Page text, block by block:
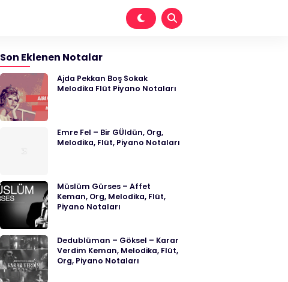
Son Eklenen Notalar
Ajda Pekkan Boş Sokak
Melodika Flüt Piyano Notaları
Emre Fel – Bir GÜldün, Org,
Melodika, Flüt, Piyano Notaları
Müslüm Gürses – Affet
Keman, Org, Melodika, Flüt,
Piyano Notaları
Dedublüman – Göksel – Karar
Verdim Keman, Melodika, Flüt,
Org, Piyano Notaları